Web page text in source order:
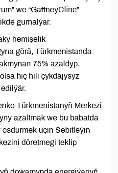
we “GaffneyCline”
gurnalýar.
hemişelik
görä, Türkmenistanda
75% azaldyp,
hiç hili çykdajysyz
Türkmenistanyň Merkezi
azaltmak we bu babatda
üçin Sebitleýin
döretmegi teklip